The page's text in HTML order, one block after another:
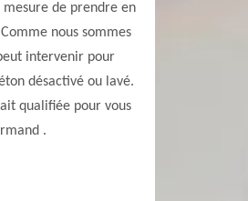
mesure de prendre en
nous sommes
intervenir pour
désactivé ou lavé.
qualifiée pour vous
.